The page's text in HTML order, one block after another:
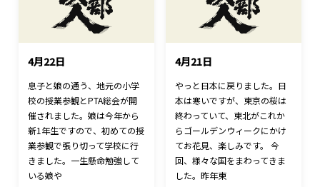
4月22日
息子と娘の通う、地元の小学
校の授業参観とPTA総会が開
催されました。娘は今年から
新1年生ですので、初めての授
業参観で張り切って学校に行
きました。一生懸命勉強して
いる娘や
4月21日
やっと日本に戻りました。日
本は寒いですが、東京の桜は
終わっていて、東北がこれか
らゴールデンウィークにかけ
てお花見、楽しみです。 今
回、様々な国をまわってきま
した。昨年東